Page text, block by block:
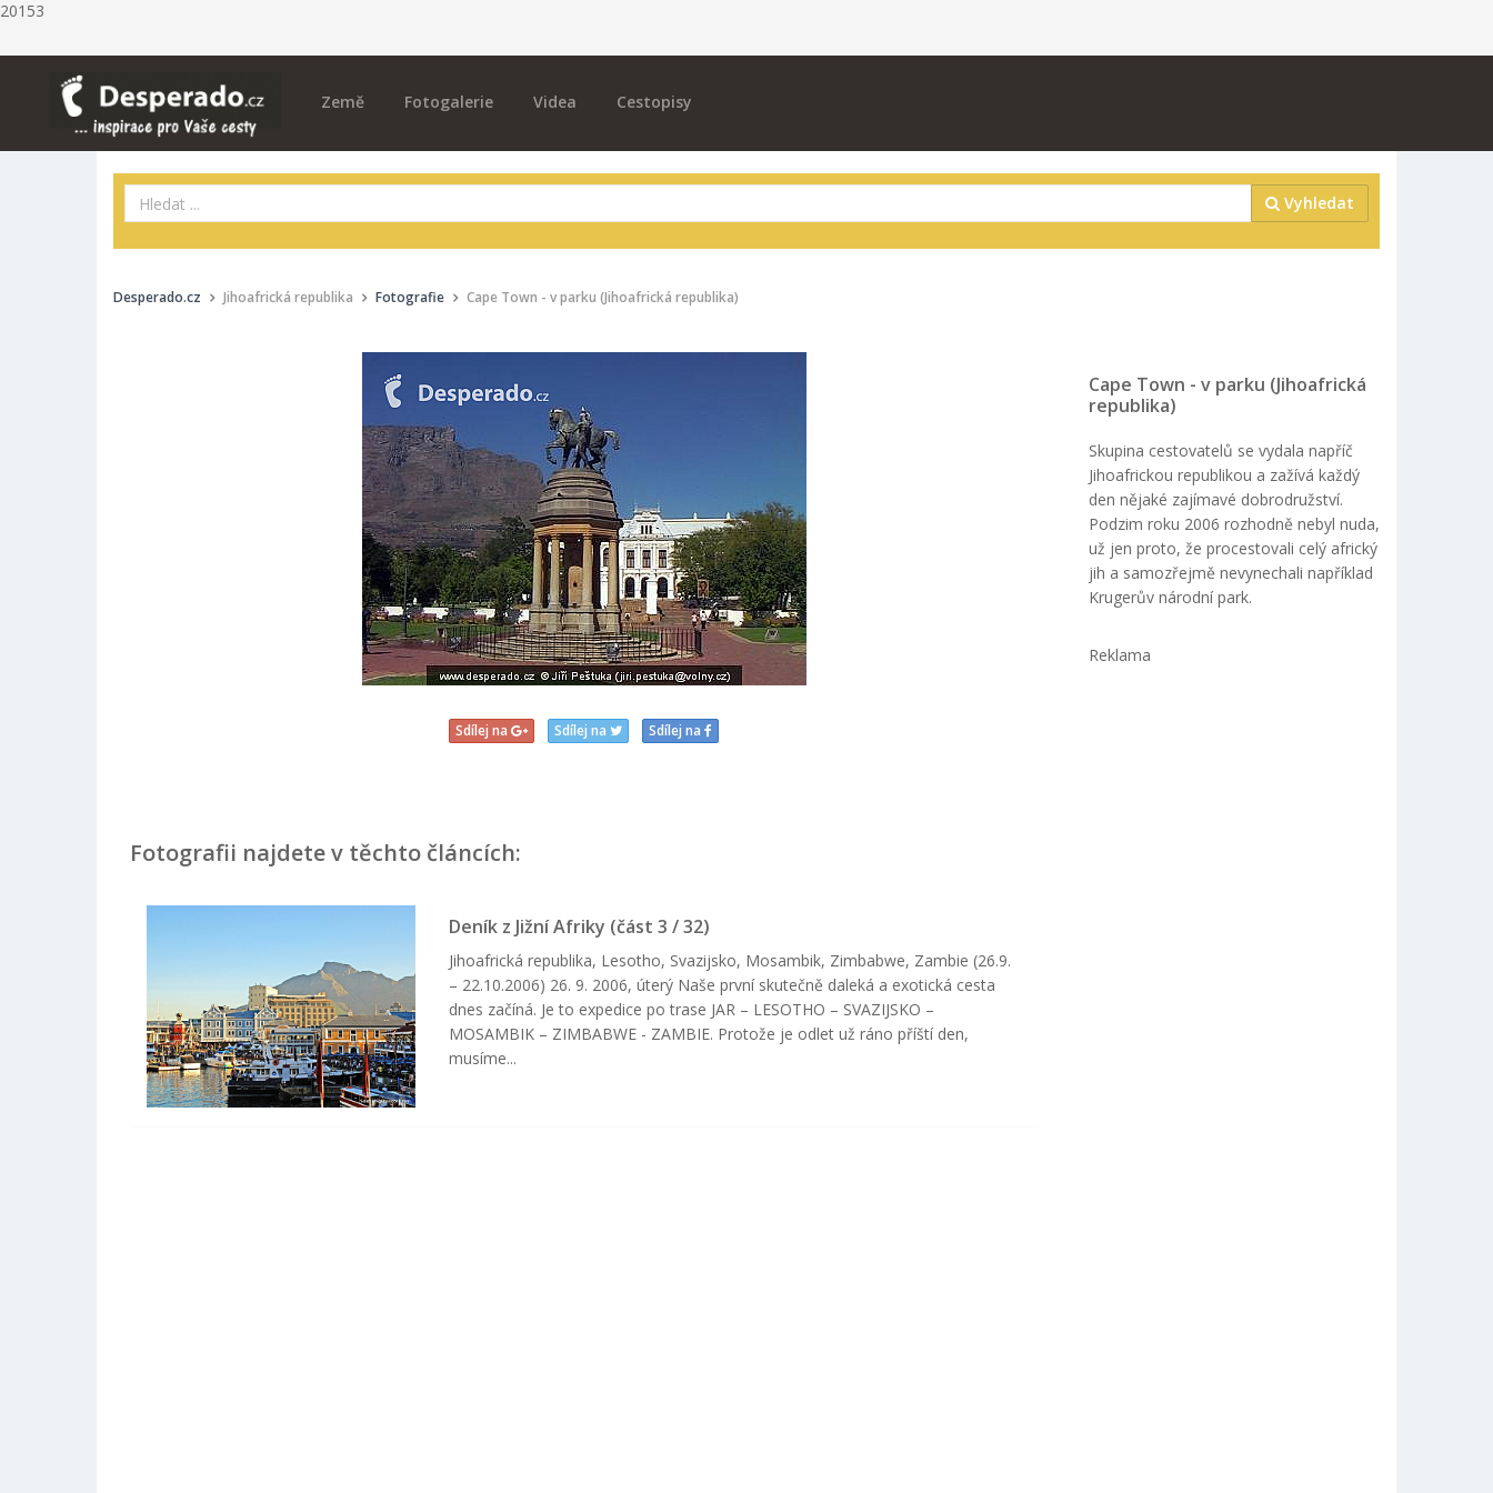
20153
Země Fotogalerie Videa Cestopisy
Vyhledat
Desperado.cz Jihoafrická republika Fotografie Cape Town - v parku (Jihoafrická republika)
Sdílej na Sdílej na Sdílej na
Fotografii najdete v těchto článcích:
Deník z Jižní Afriky (část 3 / 32)
Jihoafrická republika, Lesotho, Svazijsko, Mosambik, Zimbabwe, Zambie (26.9.
– 22.10.2006) 26. 9. 2006, úterý Naše první skutečně daleká a exotická cesta
dnes začíná. Je to expedice po trase JAR – LESOTHO – SVAZIJSKO –
MOSAMBIK – ZIMBABWE - ZAMBIE. Protože je odlet už ráno příští den,
musíme...
Cape Town - v parku (Jihoafrická
republika)
Skupina cestovatelů se vydala napříč
Jihoafrickou republikou a zažívá každý
den nějaké zajímavé dobrodružství.
Podzim roku 2006 rozhodně nebyl nuda,
už jen proto, že procestovali celý africký
jih a samozřejmě nevynechali například
Krugerův národní park.
Reklama